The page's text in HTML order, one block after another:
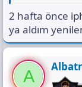
2 hafta önce
ya aldım
A